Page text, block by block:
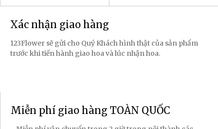
Xác nhận giao hàng
123Flower sẽ gửi cho Quý Khách hình thật của sản phẩm
trước khi tiến hành giao hoa và lúc nhận hoa.
Miễn phí giao hàng TOÀN QUỐC